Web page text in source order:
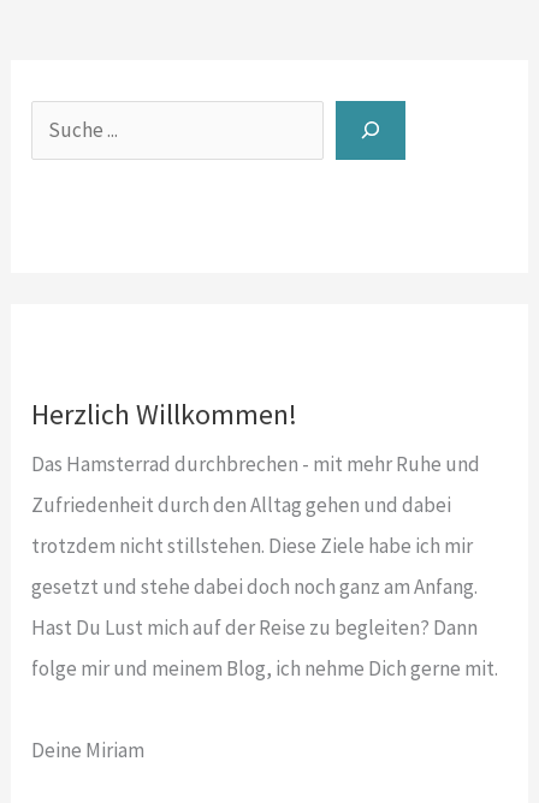
Herzlich Willkommen!
Das Hamsterrad durchbrechen - mit mehr Ruhe und
Zufriedenheit durch den Alltag gehen und dabei
trotzdem nicht stillstehen. Diese Ziele habe ich mir
gesetzt und stehe dabei doch noch ganz am Anfang.
Hast Du Lust mich auf der Reise zu begleiten? Dann
folge mir und meinem Blog, ich nehme Dich gerne mit.
Deine Miriam